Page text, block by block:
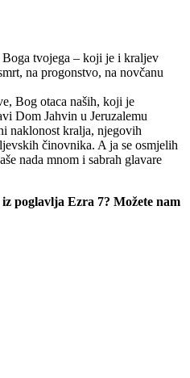
tvojega – koji je i kraljev
na progonstvo, na novčanu
Bog otaca naših, koji je
Dom Jahvin u Jeruzalemu
naklonost kralja, njegovih
činovnika. A ja se osmjelih
nada mnom i sabrah glavare
poglavlja Ezra 7? Možete nam